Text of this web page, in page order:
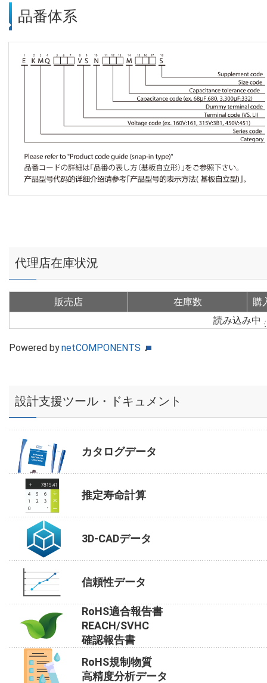
品番体系
代理店在庫状況
販売店 在庫数
購
読み込み中
Powered bynetCOMPONENTS
設計支援ツール・ドキュメント
カタログデータ
推定寿命計算
3D-CADデータ
信頼性データ
RoHS適合報告書
REACH/SVHC
確認報告書
RoHS規制物質
高精度分析データ